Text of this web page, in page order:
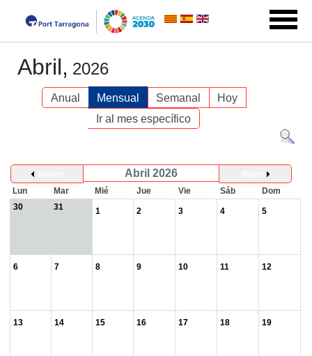
Abril, 2026
Anual Mensual Semanal
Hoy
Ir al mes específico
Abril 2026
Lun
Mar Mié Jue Vie Sáb
Dom
30
31 1 2 3 4 5
6 7 8 9 10 11 12
13 14 15 16 17 18 19